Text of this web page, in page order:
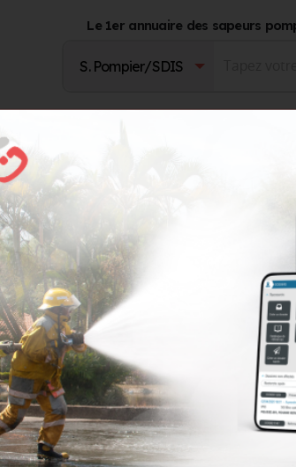
Le 1er annuaire des sapeurs
Fournisseurs
Tentes
Tentes de sauvetage
Facile et rapide à installer, la
de 5 minutes et offre une
pour vos interventions
étroite collaboration avec les
primointervenants et nous